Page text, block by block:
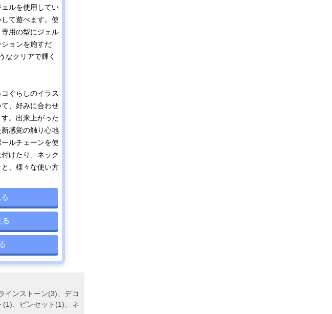
ルを使用してい
て遊べます。使
用の型にジェル
ョンを施すだ
なクリアで輝く
ぐらしのイラス
、好みに合わせ
。出来上がった
感覚の触り心地
ルチェーンを使
けたり、ネック
、様々な使い方
インストーン(3)、デコ
(1)、ピンセット(1)、ネ